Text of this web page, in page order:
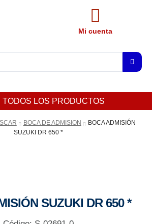
Mi cuenta
TODOS LOS PRODUCTOS
BOCA DE ADMISION
BOCA ADMISIÓN
SUZUKI DR 650 *
SUZUKI DR 650 *